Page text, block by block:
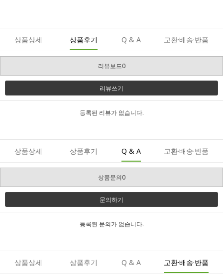
상품상세 상품후기 Q & A 교환·배송·반품
리뷰보드0
리뷰쓰기
등록된 리뷰가 없습니다.
상품상세 상품후기 Q & A 교환·배송·반품
상품문의0
문의하기
등록된 문의가 없습니다.
상품상세 상품후기 Q & A 교환·배송·반품